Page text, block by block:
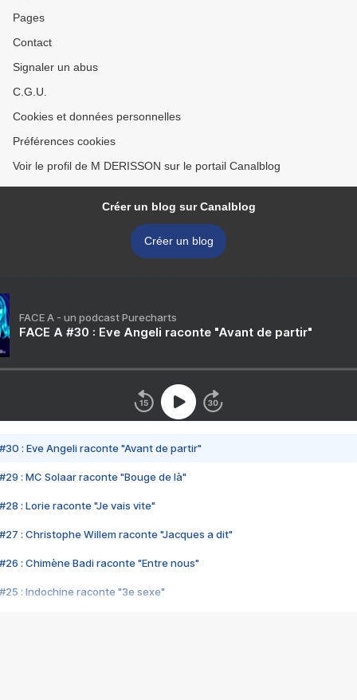
Pages
Contact
Signaler un abus
C.G.U.
Cookies et données personnelles
Préférences cookies
Voir le profil de M DERISSON sur le portail Canalblog
Créer un blog sur Canalblog
Créer un blog
FACE A - un podcast Purecharts
FACE A #30 : Eve Angeli raconte "Avant de partir"
#30 : Eve Angeli raconte "Avant de partir"
#29 : MC Solaar raconte "Bouge de là"
#28 : Lorie raconte "Je vais vite"
#27 : Christophe Willem raconte "Jacques a dit"
#26 : Chimène Badi raconte "Entre nous"
#25 : Indochine raconte "3e sexe"